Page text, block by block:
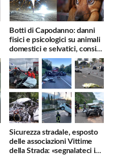
Botti di Capodanno: danni
fisici e psicologici su animali
domestici e selvatici, consigli
utili
Sicurezza stradale, esposto
delle associazioni Vittime
della Strada: «segnalateci i